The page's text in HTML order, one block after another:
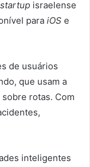
startup israelense
para iOS e
de usuários
que usam a
rotas. Com
inteligentes